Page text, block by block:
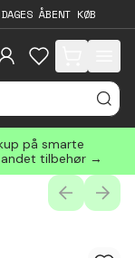
ÅBENT KØB
items in cart,
på smarte
andet tilbehør →